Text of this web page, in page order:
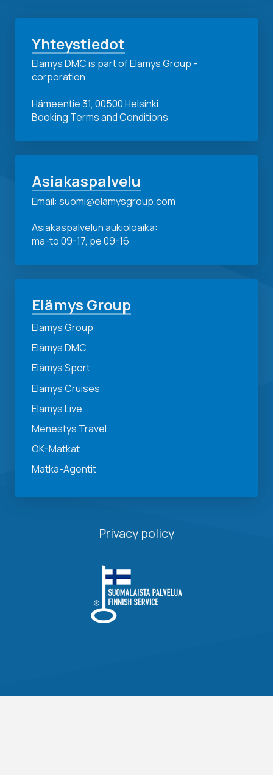
Yhteystiedot
Elämys DMC is part of Elämys Group -
corporation
Hämeentie 31, 00500 Helsinki
Booking Terms and Conditions
Asiakaspalvelu
Email: suomi@elamysgroup.com
Asiakaspalvelun aukioloaika:
ma-to 09-17, pe 09-16
Elämys Group
Elämys Group
Elämys DMC
Elämys Sport
Elämys Cruises
Elämys Live
Menestys Travel
OK-Matkat
Matka-Agentit
Privacy policy